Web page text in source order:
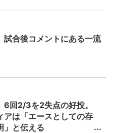
試合後コメントにある一流
6回2/3を2失点の好投。
アは「エースとしての存
」と伝える